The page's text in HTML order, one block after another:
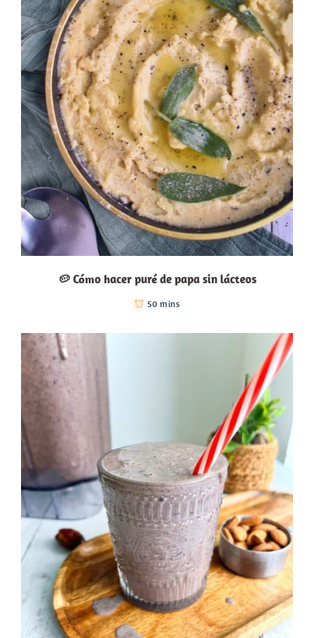
🥔 Cómo hacer puré de papa sin lácteos
50 mins